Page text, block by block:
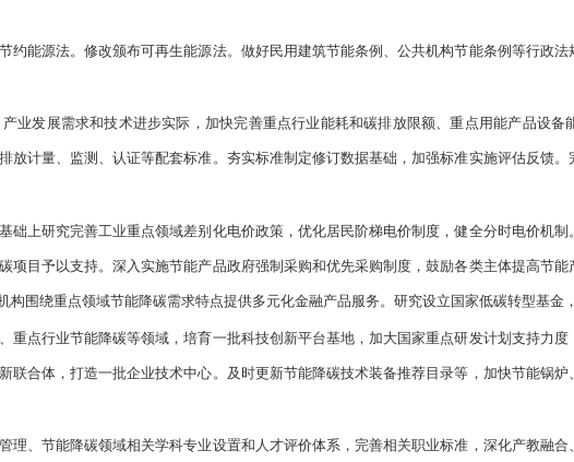
能源法。修改颁布可再生能源法。做好民用建筑节能条例、公共机构节能条例等行政法
发展需求和技术进步实际，加快完善重点行业能耗和碳排放限额、重点用能产品设备
放计量、监测、认证等配套标准。夯实标准制定修订数据基础，加强标准实施评估反馈
上研究完善工业重点领域差别化电价政策，优化居民阶梯电价制度，健全分时电价机制
项目予以支持。深入实施节能产品政府强制采购和优先采购制度，鼓励各类主体提高节
围绕重点领域节能降碳需求特点提供多元化金融产品服务。研究设立国家低碳转型基金
点行业节能降碳等领域，培育一批科技创新平台基地，加大国家重点研发计划支持力度
联合体，打造一批企业技术中心。及时更新节能降碳技术装备推荐目录等，加快节能锅
、节能降碳领域相关学科专业设置和人才评价体系，完善相关职业标准，深化产教融合